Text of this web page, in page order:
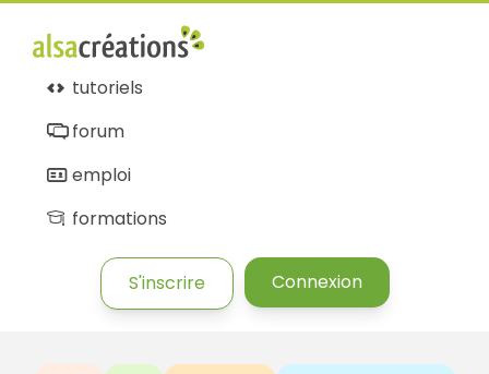
tutoriels
forum
emploi
formations
S'inscrire Connexion